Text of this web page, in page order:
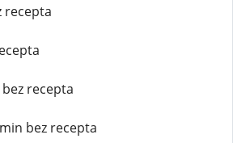
recepta
recepta
bez recepta